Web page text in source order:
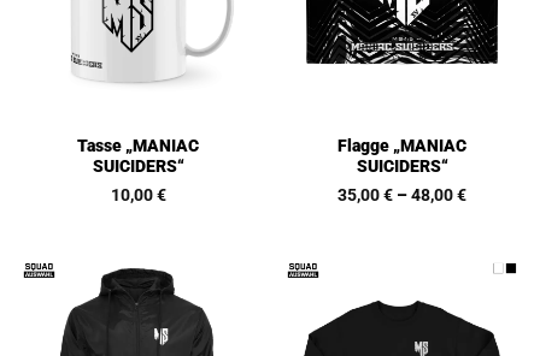
Tasse „MANIAC
SUICIDERS“
10,00€
Flagge „MANIAC
SUICIDERS“
35,00€ –48,00€